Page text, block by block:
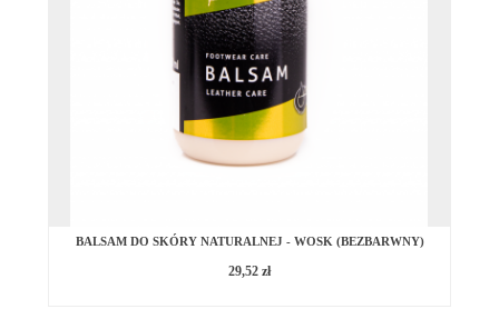
BALSAM DO SKÓRY NATURALNEJ - WOSK (BEZBARWNY)
29,52 zł